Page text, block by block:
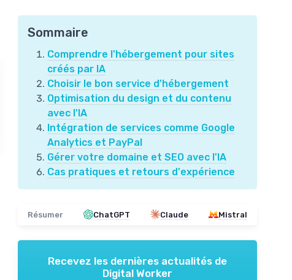
Sommaire
Comprendre l'hébergement pour sites
créés par IA
Choisir le bon service d'hébergement
Optimisation du design et du contenu
avec l'IA
Intégration de services comme Google
Analytics et PayPal
Gérer votre domaine et SEO avec l'IA
Cas pratiques et retours d'expérience
Résumer ChatGPT Claude Mistral
Recevez les dernières actualités de
Digital Worker